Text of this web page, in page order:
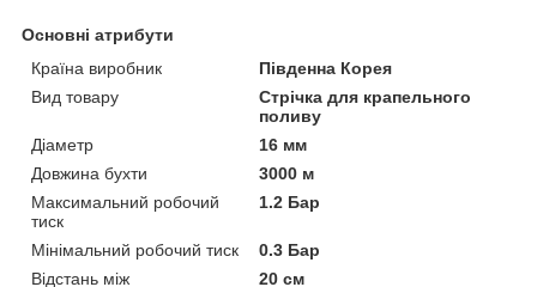
Основні атрибути
Країна виробник
Південна Корея
Вид товару
Стрічка для крапельного
поливу
Діаметр
16 мм
Довжина бухти
3000 м
Максимальний робочий
тиск
1.2 Бар
Мінімальний робочий тиск
0.3 Бар
Відстань між
20 см